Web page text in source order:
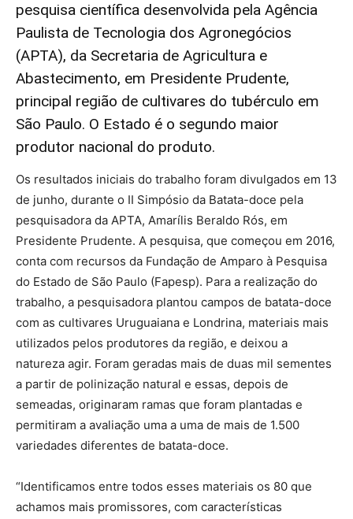
pesquisa científica desenvolvida pela Agência
Paulista de Tecnologia dos Agronegócios
(APTA), da Secretaria de Agricultura e
Abastecimento, em Presidente Prudente,
principal região de cultivares do tubérculo em
São Paulo. O Estado é o segundo maior
produtor nacional do produto.
Os resultados iniciais do trabalho foram divulgados em 13
de junho, durante o II Simpósio da Batata-doce pela
pesquisadora da APTA, Amarílis Beraldo Rós, em
Presidente Prudente. A pesquisa, que começou em 2016,
conta com recursos da Fundação de Amparo à Pesquisa
do Estado de São Paulo (Fapesp). Para a realização do
trabalho, a pesquisadora plantou campos de batata-doce
com as cultivares Uruguaiana e Londrina, materiais mais
utilizados pelos produtores da região, e deixou a
natureza agir. Foram geradas mais de duas mil sementes
a partir de polinização natural e essas, depois de
semeadas, originaram ramas que foram plantadas e
permitiram a avaliação uma a uma de mais de 1.500
variedades diferentes de batata-doce.
“Identificamos entre todos esses materiais os 80 que
achamos mais promissores, com características